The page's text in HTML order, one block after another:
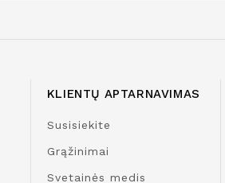
KLIENTŲ APTARNAVIMAS
Susisiekite
Grąžinimai
Svetainės medis